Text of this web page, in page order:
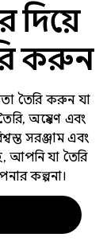
দিয়ে
করুন
তৈরি করুন যা
অন্বেষণ এবং
সরঞ্জাম এবং
আপনি যা তৈরি
কল্পনা।